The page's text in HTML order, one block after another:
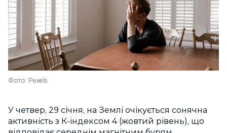
Фото: Pexels
У четвер, 29 січня, на Землі очікується сонячна
активність з К-індексом 4 (жовтий рівень), що